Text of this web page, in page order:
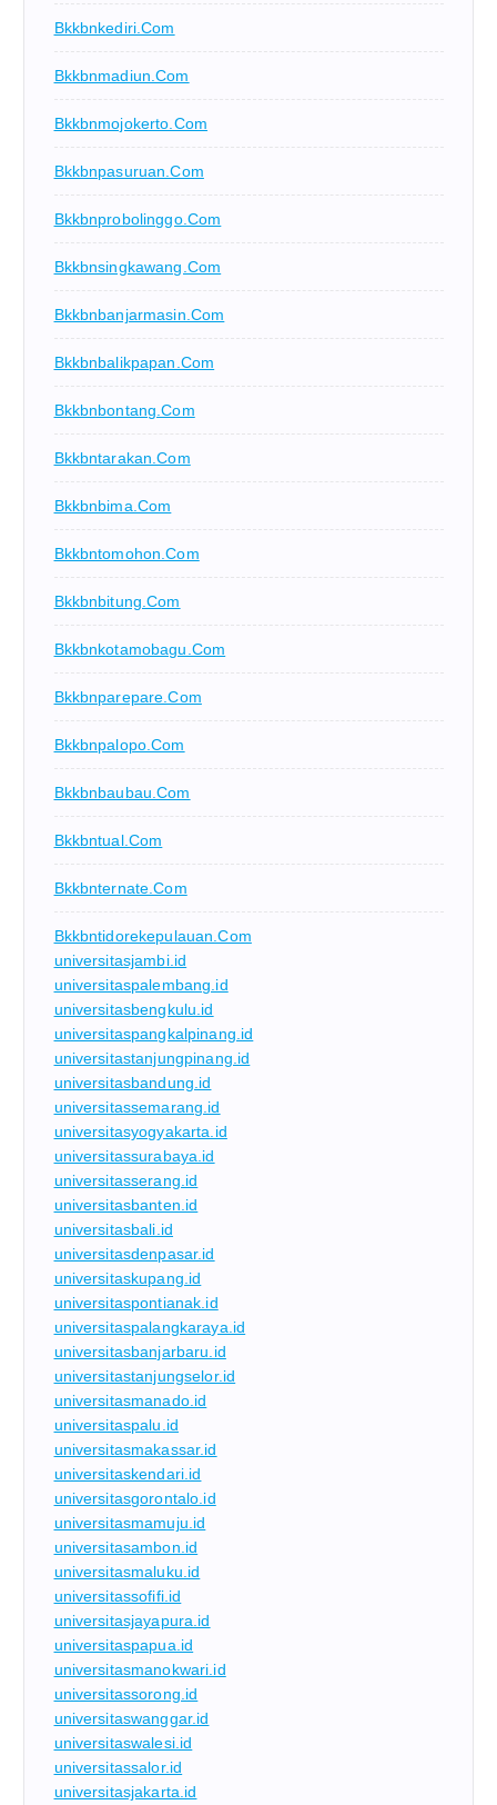
Bkkbnkediri.com
Bkkbnmadiun.com
Bkkbnmojokerto.com
Bkkbnpasuruan.com
Bkkbnprobolinggo.com
Bkkbnsingkawang.com
Bkkbnbanjarmasin.com
Bkkbnbalikpapan.com
Bkkbnbontang.com
Bkkbntarakan.com
Bkkbnbima.com
Bkkbntomohon.com
Bkkbnbitung.com
Bkkbnkotamobagu.com
Bkkbnparepare.com
Bkkbnpalopo.com
Bkkbnbaubau.com
Bkkbntual.com
Bkkbnternate.com
Bkkbntidorekepulauan.com
universitasjambi.id
universitaspalembang.id
universitasbengkulu.id
universitaspangkalpinang.id
universitastanjungpinang.id
universitasbandung.id
universitassemarang.id
universitasyogyakarta.id
universitassurabaya.id
universitasserang.id
universitasbanten.id
universitasbali.id
universitasdenpasar.id
universitaskupang.id
universitaspontianak.id
universitaspalangkaraya.id
universitasbanjarbaru.id
universitastanjungselor.id
universitasmanado.id
universitaspalu.id
universitasmakassar.id
universitaskendari.id
universitasgorontalo.id
universitasmamuju.id
universitasambon.id
universitasmaluku.id
universitassofifi.id
universitasjayapura.id
universitaspapua.id
universitasmanokwari.id
universitassorong.id
universitaswanggar.id
universitaswalesi.id
universitassalor.id
universitasjakarta.id